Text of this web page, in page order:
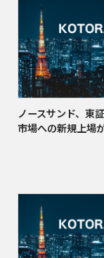
ノースサンド、東
市場への新規上場